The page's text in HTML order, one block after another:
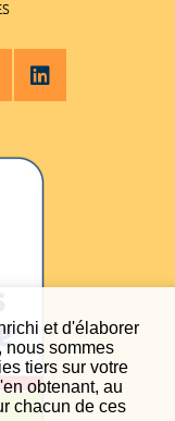
et d'élaborer
nous sommes
tiers sur votre
obtenant, au
chacun de ces